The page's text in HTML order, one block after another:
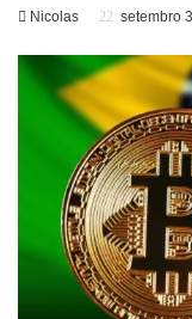
Nicolas setembro